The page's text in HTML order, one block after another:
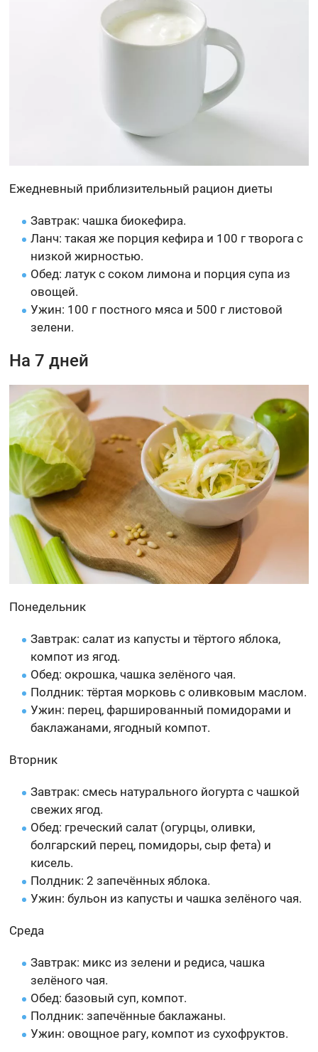
Ежедневный приблизительный рацион диеты
Завтрак: чашка биокефира.
Ланч: такая же порция кефира и 100 г творога с
низкой жирностью.
Обед: латук с соком лимона и порция супа из
овощей.
Ужин: 100 г постного мяса и 500 г листовой
зелени.
На 7 дней
Понедельник
Завтрак: салат из капусты и тёртого яблока,
компот из ягод.
Обед: окрошка, чашка зелёного чая.
Полдник: тёртая морковь с оливковым маслом.
Ужин: перец, фаршированный помидорами и
баклажанами, ягодный компот.
Вторник
Завтрак: смесь натурального йогурта с чашкой
свежих ягод.
Обед: греческий салат (огурцы, оливки,
болгарский перец, помидоры, сыр фета) и
кисель.
Полдник: 2 запечённых яблока.
Ужин: бульон из капусты и чашка зелёного чая.
Среда
Завтрак: микс из зелени и редиса, чашка
зелёного чая.
Обед: базовый суп, компот.
Полдник: запечённые баклажаны.
Ужин: овощное рагу, компот из сухофруктов.